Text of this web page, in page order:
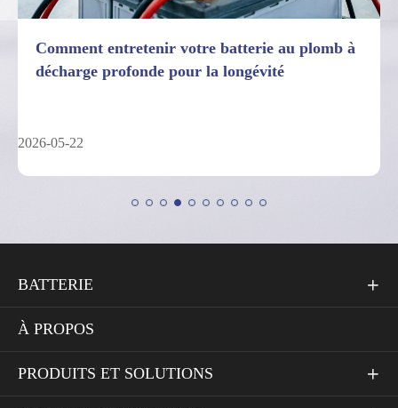
à
7 faits sur les limites de performances des
batteries au plomb à décharge profonde
BATTERIE 
À PROPOS
PRODUITS ET SOLUTIONS 